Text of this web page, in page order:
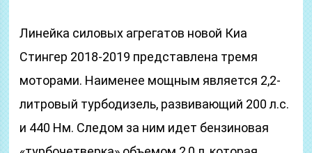
Линейка силовых агрегатов новой Киа
Стингер 2018-2019 представлена тремя
моторами. Наименее мощным является 2,2-
литровый турбодизель, развивающий 200 л.с.
и 440 Нм. Следом за ним идет бензиновая